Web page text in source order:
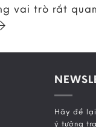
vai trò rất
Hãy để
ý tưởng